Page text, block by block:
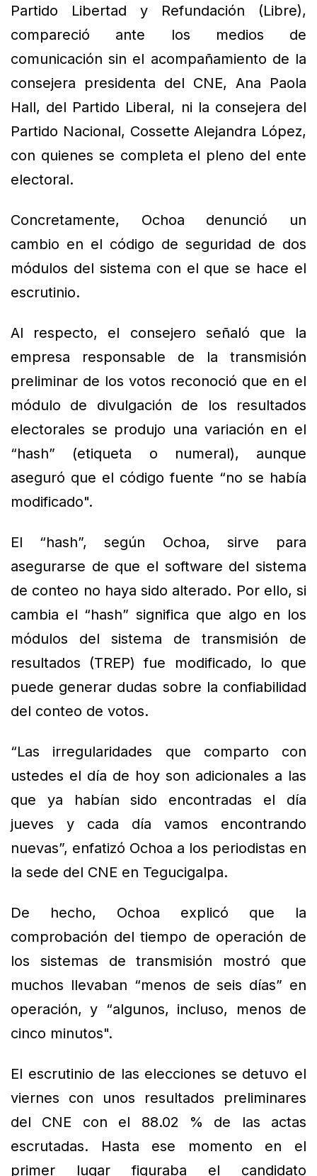
Partido Libertad y Refundación (Libre),
compareció ante los medios de
comunicación sin el acompañamiento de la
consejera presidenta del CNE, Ana Paola
Hall, del Partido Liberal, ni la consejera del
Partido Nacional, Cossette Alejandra López,
con quienes se completa el pleno del ente
electoral.
Concretamente, Ochoa denunció un
cambio en el código de seguridad de dos
módulos del sistema con el que se hace el
escrutinio.
Al respecto, el consejero señaló que la
empresa responsable de la transmisión
preliminar de los votos reconoció que en el
módulo de divulgación de los resultados
electorales se produjo una variación en el
“hash” (etiqueta o numeral), aunque
aseguró que el código fuente “no se había
modificado".
El “hash”, según Ochoa, sirve para
asegurarse de que el software del sistema
de conteo no haya sido alterado. Por ello, si
cambia el “hash” significa que algo en los
módulos del sistema de transmisión de
resultados (TREP) fue modificado, lo que
puede generar dudas sobre la confiabilidad
del conteo de votos.
“Las irregularidades que comparto con
ustedes el día de hoy son adicionales a las
que ya habían sido encontradas el día
jueves y cada día vamos encontrando
nuevas”, enfatizó Ochoa a los periodistas en
la sede del CNE en Tegucigalpa.
De hecho, Ochoa explicó que la
comprobación del tiempo de operación de
los sistemas de transmisión mostró que
muchos llevaban “menos de seis días” en
operación, y “algunos, incluso, menos de
cinco minutos".
El escrutinio de las elecciones se detuvo el
viernes con unos resultados preliminares
del CNE con el 88.02 % de las actas
escrutadas. Hasta ese momento en el
primer lugar figuraba el candidato